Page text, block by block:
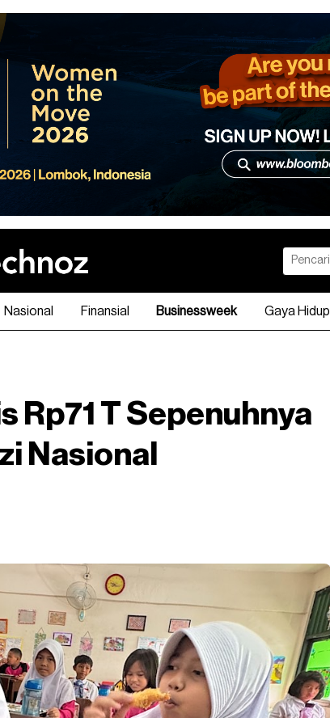
Nasional Finansial Businessweek Gaya Hidup
Rp71 T Sepenuhnya
Nasional